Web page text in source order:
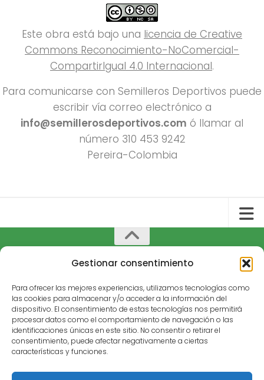
Gestionar consentimiento
Para ofrecer las mejores experiencias, utilizamos tecnologías como
las cookies para almacenar y/o acceder a la información del
dispositivo. El consentimiento de estas tecnologías nos permitirá
procesar datos como el comportamiento de navegación o las
identificaciones únicas en este sitio. No consentir o retirar el
consentimiento, puede afectar negativamente a ciertas
características y funciones.
Este obra está bajo una licencia de Creative
Commons Reconocimiento-NoComercial-
CompartirIgual 4.0 Internacional.
Para comunicarse con Semilleros Deportivos puede
escribir vía correo electrónico a
info@semillerosdeportivos.com ó llamar al
número 310 453 9242
Pereira-Colombia
Todos los derechos reservados 2022.
Funciona con - Diseñado con elTema Hueman